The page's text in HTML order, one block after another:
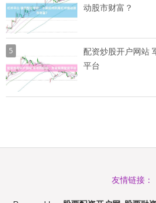
动股市财富？
5
配资炒股开户网站
平台
友情链接：